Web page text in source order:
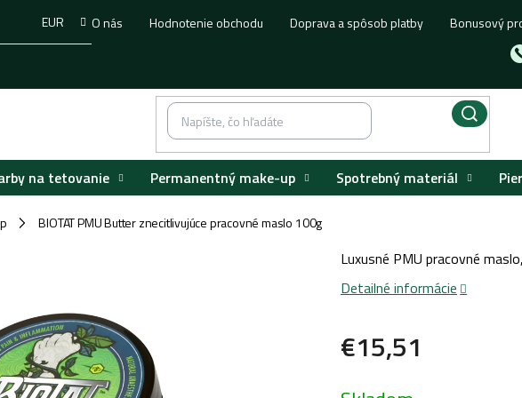
O nás Hodnotenie obchodu Doprava a spôsob platby Bonusový
EUR
na tetovanie Permanentný make-up Spotrebný materiál
/ BIOTAT PMU Butter znecitlivujúce pracovné maslo 100g
€15,51
Luxusné PMU pracovné
Detailné informácie